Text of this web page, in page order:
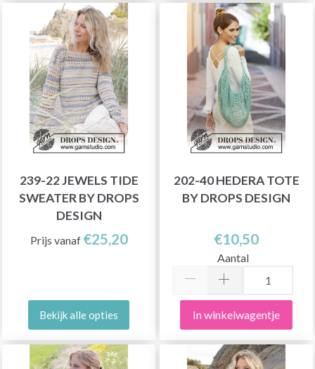
239-22 JEWELS TIDE
SWEATER BY DROPS
DESIGN
Prijs vanaf €25,20
Bekijk alle opties
202-40 HEDERA TOTE
BY DROPS DESIGN
€10,50
Aantal
In winkelwagentje